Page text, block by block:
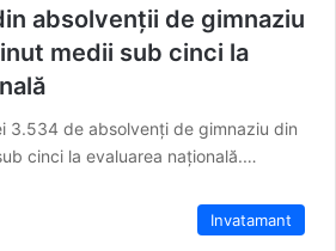
absolvenții de gimnaziu
medii sub cinci la
3.534 de absolvenți de gimnaziu din
cinci la evaluarea națională.…
Invatamant